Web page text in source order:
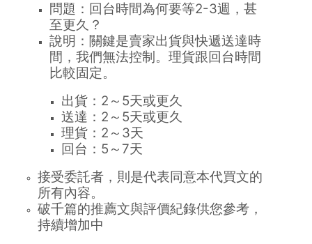
問題：回台時間為何要等2-3週，甚
至更久？
說明：關鍵是賣家出貨與快遞送達時
間，我們無法控制。理貨跟回台時間
比較固定。
出貨：2～5天或更久
送達：2～5天或更久
理貨：2～3天
回台：5～7天
接受委託者，則是代表同意本代買文的
所有內容。
破千篇的推薦文與評價紀錄供您參考，
持續增加中